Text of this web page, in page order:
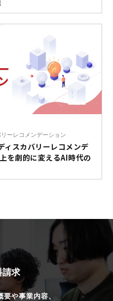
ーレコメンデーション
ィスカバリーレコメンデ
を劇的に変えるAI時代の
請求
や事業内容、